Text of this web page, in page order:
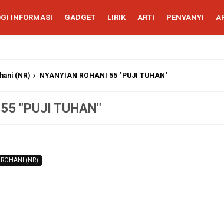
INFORMASI GADGET LIRIK ARTI PENYANYI
(NR) NYANYIAN ROHANI 55 "PUJI TUHAN"
"PUJI TUHAN"
ROHANI (NR)